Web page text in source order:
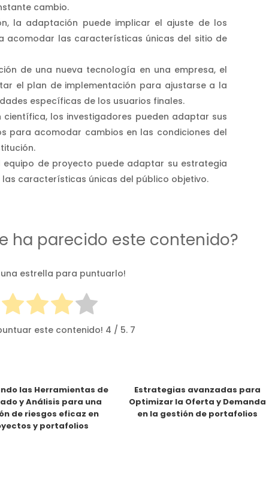
cambio.
la adaptación puede implicar el ajuste de los
acomodar las características únicas del sitio de
de una nueva tecnología en una empresa, el
el plan de implementación para ajustarse a la
específicas de los usuarios finales.
científica, los investigadores pueden adaptar sus
para acomodar cambios en las condiciones del
equipo de proyecto puede adaptar su estrategia
características únicas del público objetivo.
ha parecido este contenido?
una estrella para puntuarlo!
este contenido! 4 / 5. 7
las Herramientas de
y Análisis para una
de riesgos eficaz en
y portafolios
Estrategias avanzadas para
Optimizar la Oferta y Demanda
en la gestión de portafolios